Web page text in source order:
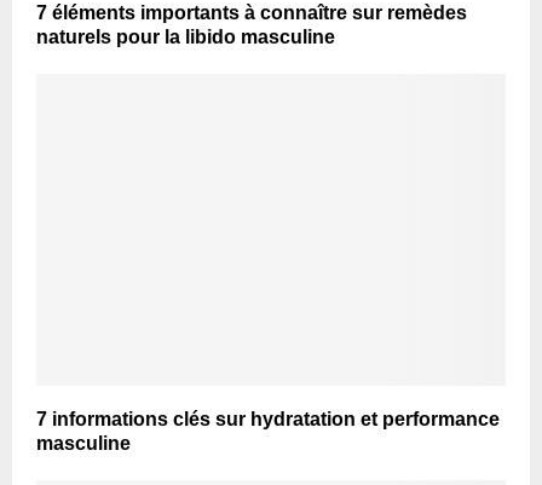
7 éléments importants à connaître sur remèdes
naturels pour la libido masculine
7 informations clés sur hydratation et performance
masculine